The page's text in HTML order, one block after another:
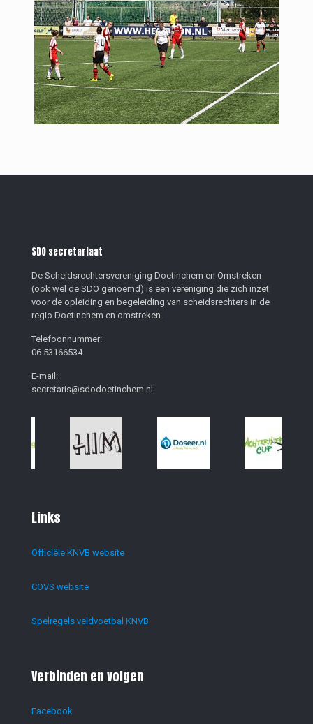
SDO secretariaat
De Scheidsrechtersvereniging Doetinchem en Omstreken
(ook wel de SDO genoemd) is een vereniging die zich inzet
voor de opleiding en begeleiding van scheidsrechters in de
regio Doetinchem en omstreken.
Telefoonnummer:
06 53166534
E-mail:
secretaris@sdodoetinchem.nl
Links
Officiële KNVB website
COVS website
Spelregels veldvoetbal KNVB
Verbinden en volgen
Facebook